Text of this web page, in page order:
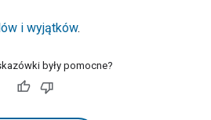
i wyjątków.
były pomocne?